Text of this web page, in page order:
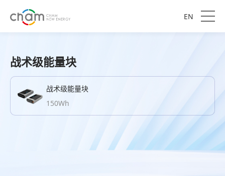
EN
战术级能量块
战术级能量块
150Wh